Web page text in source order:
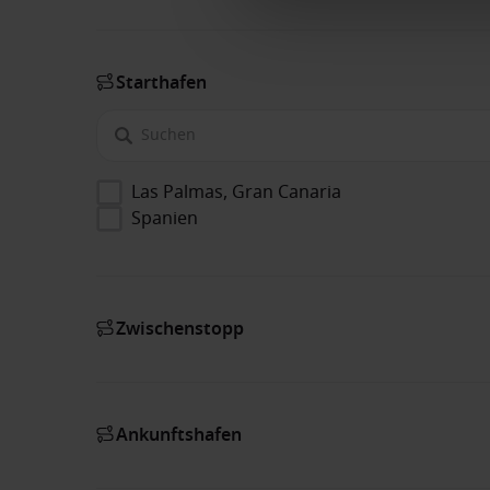
Starthafen
Las Palmas, Gran Canaria
Spanien
Zwischenstopp
Ankunftshafen